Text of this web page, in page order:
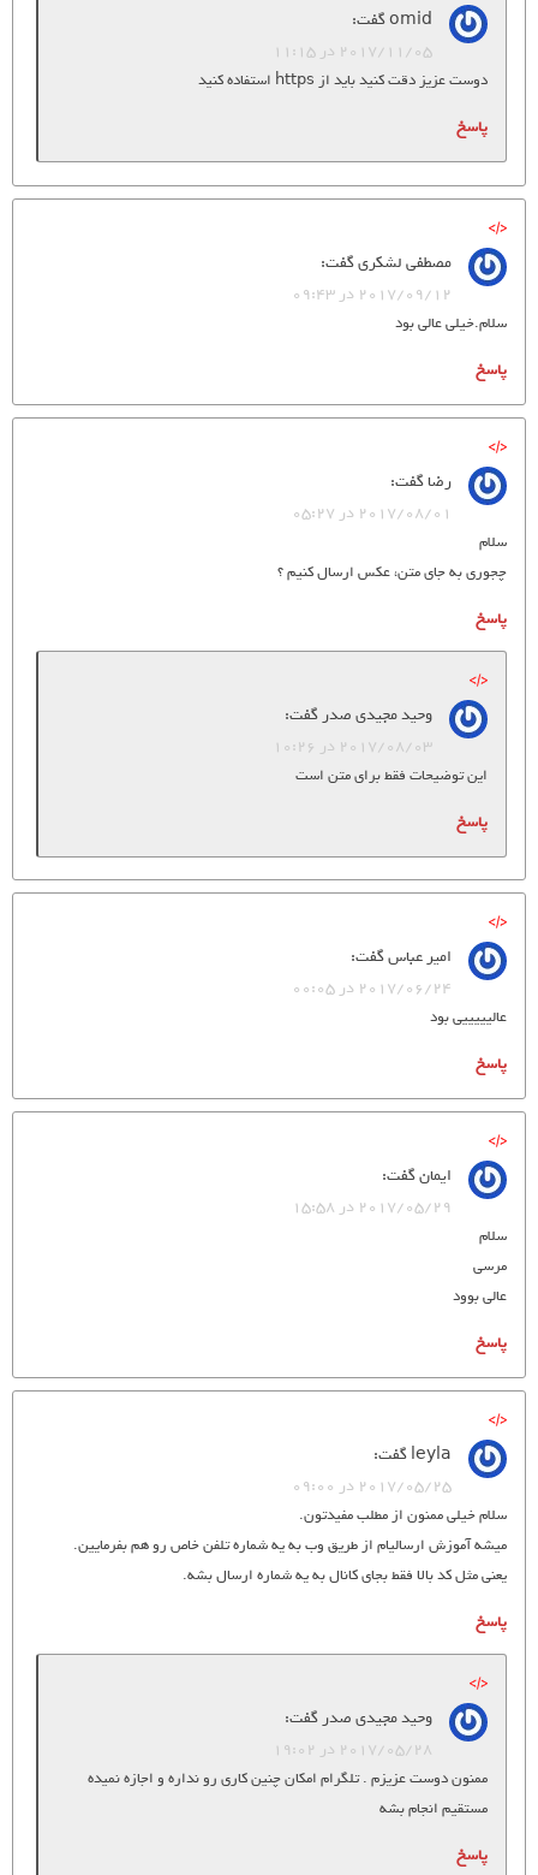
omidگفت:
2017/11/05 در 11:15
دوست عزیز دقت کنید باید از https استفاده کنید
پاسخ
مصطفی لشکریگفت:
2017/09/12 در 09:43
سلام.خیلی عالی بود
پاسخ
رضاگفت:
2017/08/01 در 05:27
سلام
چجوری به جای متن، عکس ارسال کنیم ؟
پاسخ
وحید مجیدی صدر گفت:
2017/08/03 در 10:26
این توضیحات فقط برای متن است
پاسخ
امیر عباسگفت:
2017/06/24 در 00:05
عالیییییی بود
پاسخ
ایمانگفت:
2017/05/29 در 15:58
سلام
مرسی
عالی بوود
پاسخ
leylaگفت:
2017/05/25 در 09:00
سلام خیلی ممنون از مطلب مفیدتون.
میشه آموزش ارسالیام از طریق وب به یه شماره تلفن خاص رو هم بفرمایین.
یعنی مثل کد بالا فقط بجای کانال به یه شماره ارسال بشه.
پاسخ
وحید مجیدی صدرگفت:
2017/05/28 در 19:02
ممنون دوست عزیزم . تلگرام امکان چنین کاری رو نداره و اجازه نمیده
مستقیم انجام بشه
پاسخ